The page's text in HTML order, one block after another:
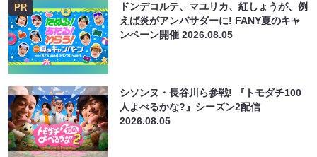
PR
ドンデコルテ、マユリカ、紅しょうが、例
えば炎がアンバサダーに! FANY夏のキャ
ンペーン開催2026.08.05
シソンヌ・長谷川ら参戦! 『トモダチ100
人よべるかな?』シーズン2配信
2026.08.05